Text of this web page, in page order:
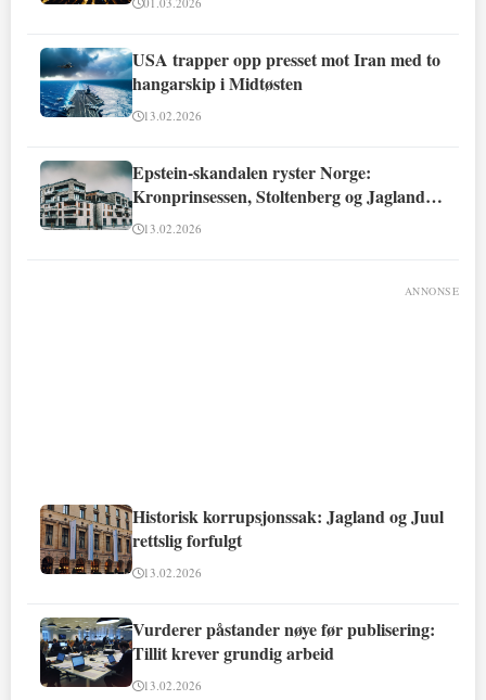
USA trapper opp presset mot Iran med to
hangarskip i Midtøsten
13.02.2026
Epstein-skandalen ryster Norge:
Kronprinsessen, Stoltenberg og Jagland
involvert
13.02.2026
ANNONSE
Historisk korrupsjonssak: Jagland og Juul
rettslig forfulgt
13.02.2026
Vurderer påstander nøye før publisering:
Tillit krever grundig arbeid
13.02.2026